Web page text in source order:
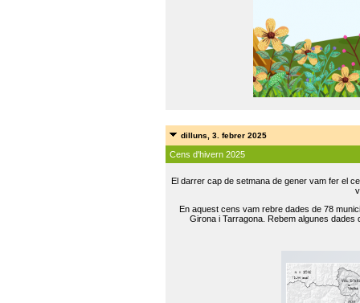
dilluns, 3. febrer 2025
Cens d'hivern 2025
El darrer cap de setmana de gener vam fer el
En aquest cens vam rebre dades de 78
Girona i Tarragona. Rebem algunes